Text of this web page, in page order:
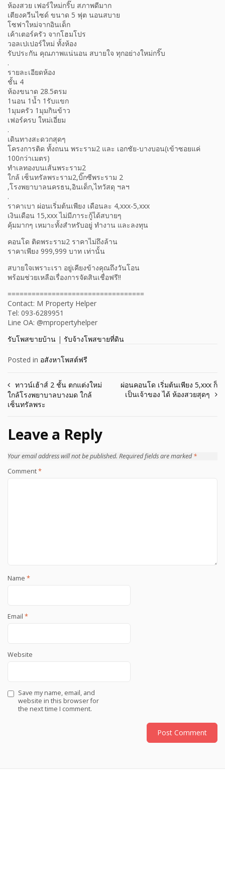
ห้องสวย เฟอร์ใหม่กริ๊บ สภาพดีมาก
เตียงควีนไซด์ ขนาด 5 ฟุต นอนสบาย
โซฟาใหม่จากอินเด็ก
เค้าเตอร์ครัว จากโฮมโปร
วอลเปเปอร์ใหม่ ทั้งห้อง
รับประกัน คุณภาพแน่นอน สบายใจ ทุกอย่างใหม่กริ๊บ
.
รายละเอียดห้อง
ชั้น 4
ห้องขนาด 28.5ตรม
1นอน 1น้ำ 1รับแขก
1มุมครัว 1มุมกินข้าว
เฟอร์ครบ ใหม่เอี่ยม
.
เดินทางสะดวกสุดๆ
โครงการติด ทั้งถนน พระราม2 และ เอกชัย-บางบอน(เข้าซอยแค่
100กว่าเมตร)
ทำเลทองบนเส้นพระราม2
ใกล้ เซ็นทรัลพระราม2,บิ๊กซีพระราม 2
,โรงพยาบาลนครธน,อินเด็ก,ไทวัสดุ ฯลฯ
.
ราคาเบา ผ่อนเริ่มต้นเพียง เดือนละ 4,xxx-5,xxx
เงินเดือน 15,xxx ไม่มีภาระกู้ได้สบายๆ
คุ้มมากๆ เหมาะทั้งสำหรับอยู่ ทำงาน และลงทุน
คอนโด ติดพระราม2 ราคาไม่ถึงล้าน
ราคาเพียง 999,999 บาท เท่านั้น
สบายใจเพราะเรา อยู่เคียงข้างคุณถึงวันโอน
พร้อมช่วยเหลือเรื่องการจัดสินเชื่อฟรี!!
==================================
Contact: M Property Helper
Tel: 093-6289951
Line OA: @mpropertyhelper
รับโพสขายบ้าน | รับจ้างโพสขายที่ดิน
Posted in อสังหาโพสต์ฟรี
Post
navigation
ทาวน์เฮ้าส์ 2 ชั้น ตกแต่งใหม่
ใกล้โรงพยาบาลบางมด ใกล้
เซ็นทรัลพระ
ผ่อนคอนโด เริ่มต้นเพียง 5,xxx ก็
เป็นเจ้าของ ได้ ห้องสวยสุดๆ
Leave a Reply
Your email address will not be published. Required fields are marked*
Comment*
Name *
Email *
Website
Save my name, email, and
website in this browser for
the next time I comment.